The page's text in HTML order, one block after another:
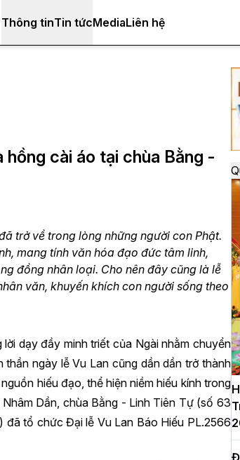
Thông tinTin tứcMediaLiên hệ
cài áo tại chùa Bằng -
trở về trong lòng những người con Phật.
mang tính văn hóa đạo đức tâm linh,
đồng nhân loại. Cho nên đây cũng là lễ
văn, khuyến khích con người sống theo
dạy đầy minh triết của Ngài nhằm chuyển
ngày lễ Vu Lan cũng dần dần trở thành
hiếu đạo, thể hiện niềm hiếu kính trong
Dần, chùa Bằng - Linh Tiên Tự (số 63
đã tổ chức Đại lễ Vu Lan Báo Hiếu PL.2566